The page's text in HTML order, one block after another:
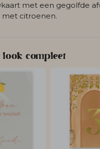
met een gegolfde
met citroenen.
compleet